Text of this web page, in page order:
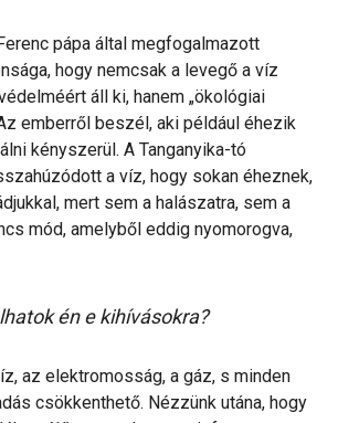
pápa által megfogalmazott
hogy nemcsak a levegő a víz
áll ki, hanem „ökológiai
emberről beszél, aki például éhezik
kényszerül. A Tanganyika-tó
a víz, hogy sokan éheznek,
mert sem a halászatra, sem a
mód, amelyből eddig nyomorogva,
én e kihívásokra?
az elektromosság, a gáz, s minden
csökkenthető. Nézzünk utána, hogy